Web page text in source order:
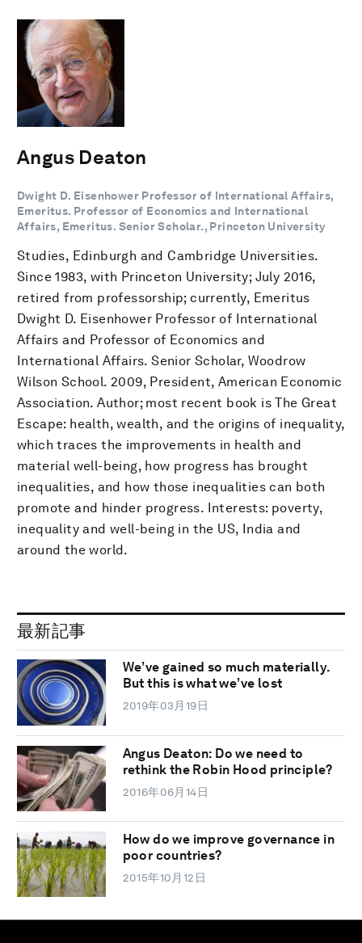
Angus Deaton
Dwight D. Eisenhower Professor of International Affairs,
Emeritus. Professor of Economics and International
Affairs, Emeritus. Senior Scholar., Princeton University
Studies, Edinburgh and Cambridge Universities.
Since 1983, with Princeton University; July 2016,
retired from professorship; currently, Emeritus
Dwight D. Eisenhower Professor of International
Affairs and Professor of Economics and
International Affairs. Senior Scholar, Woodrow
Wilson School. 2009, President, American Economic
Association. Author; most recent book is The Great
Escape: health, wealth, and the origins of inequality,
which traces the improvements in health and
material well-being, how progress has brought
inequalities, and how those inequalities can both
promote and hinder progress. Interests: poverty,
inequality and well-being in the US, India and
around the world.
最新記事
We’ve gained so much materially.
But this is what we’ve lost
2019年03月19日
Angus Deaton: Do we need to
rethink the Robin Hood principle?
2016年06月14日
How do we improve governance in
poor countries?
2015年10月12日